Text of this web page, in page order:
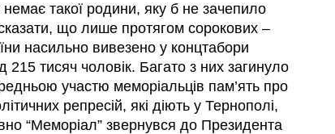
такої родини, яку б не зачепило
що лише протягом сорокових –
насильно вивезено у концтабори
215 тисяч чоловік. Багато з них загинуло
участю меморіальців пам’ять про
репресій, які діють у Тернополі,
“Меморіал” звернувся до Президента